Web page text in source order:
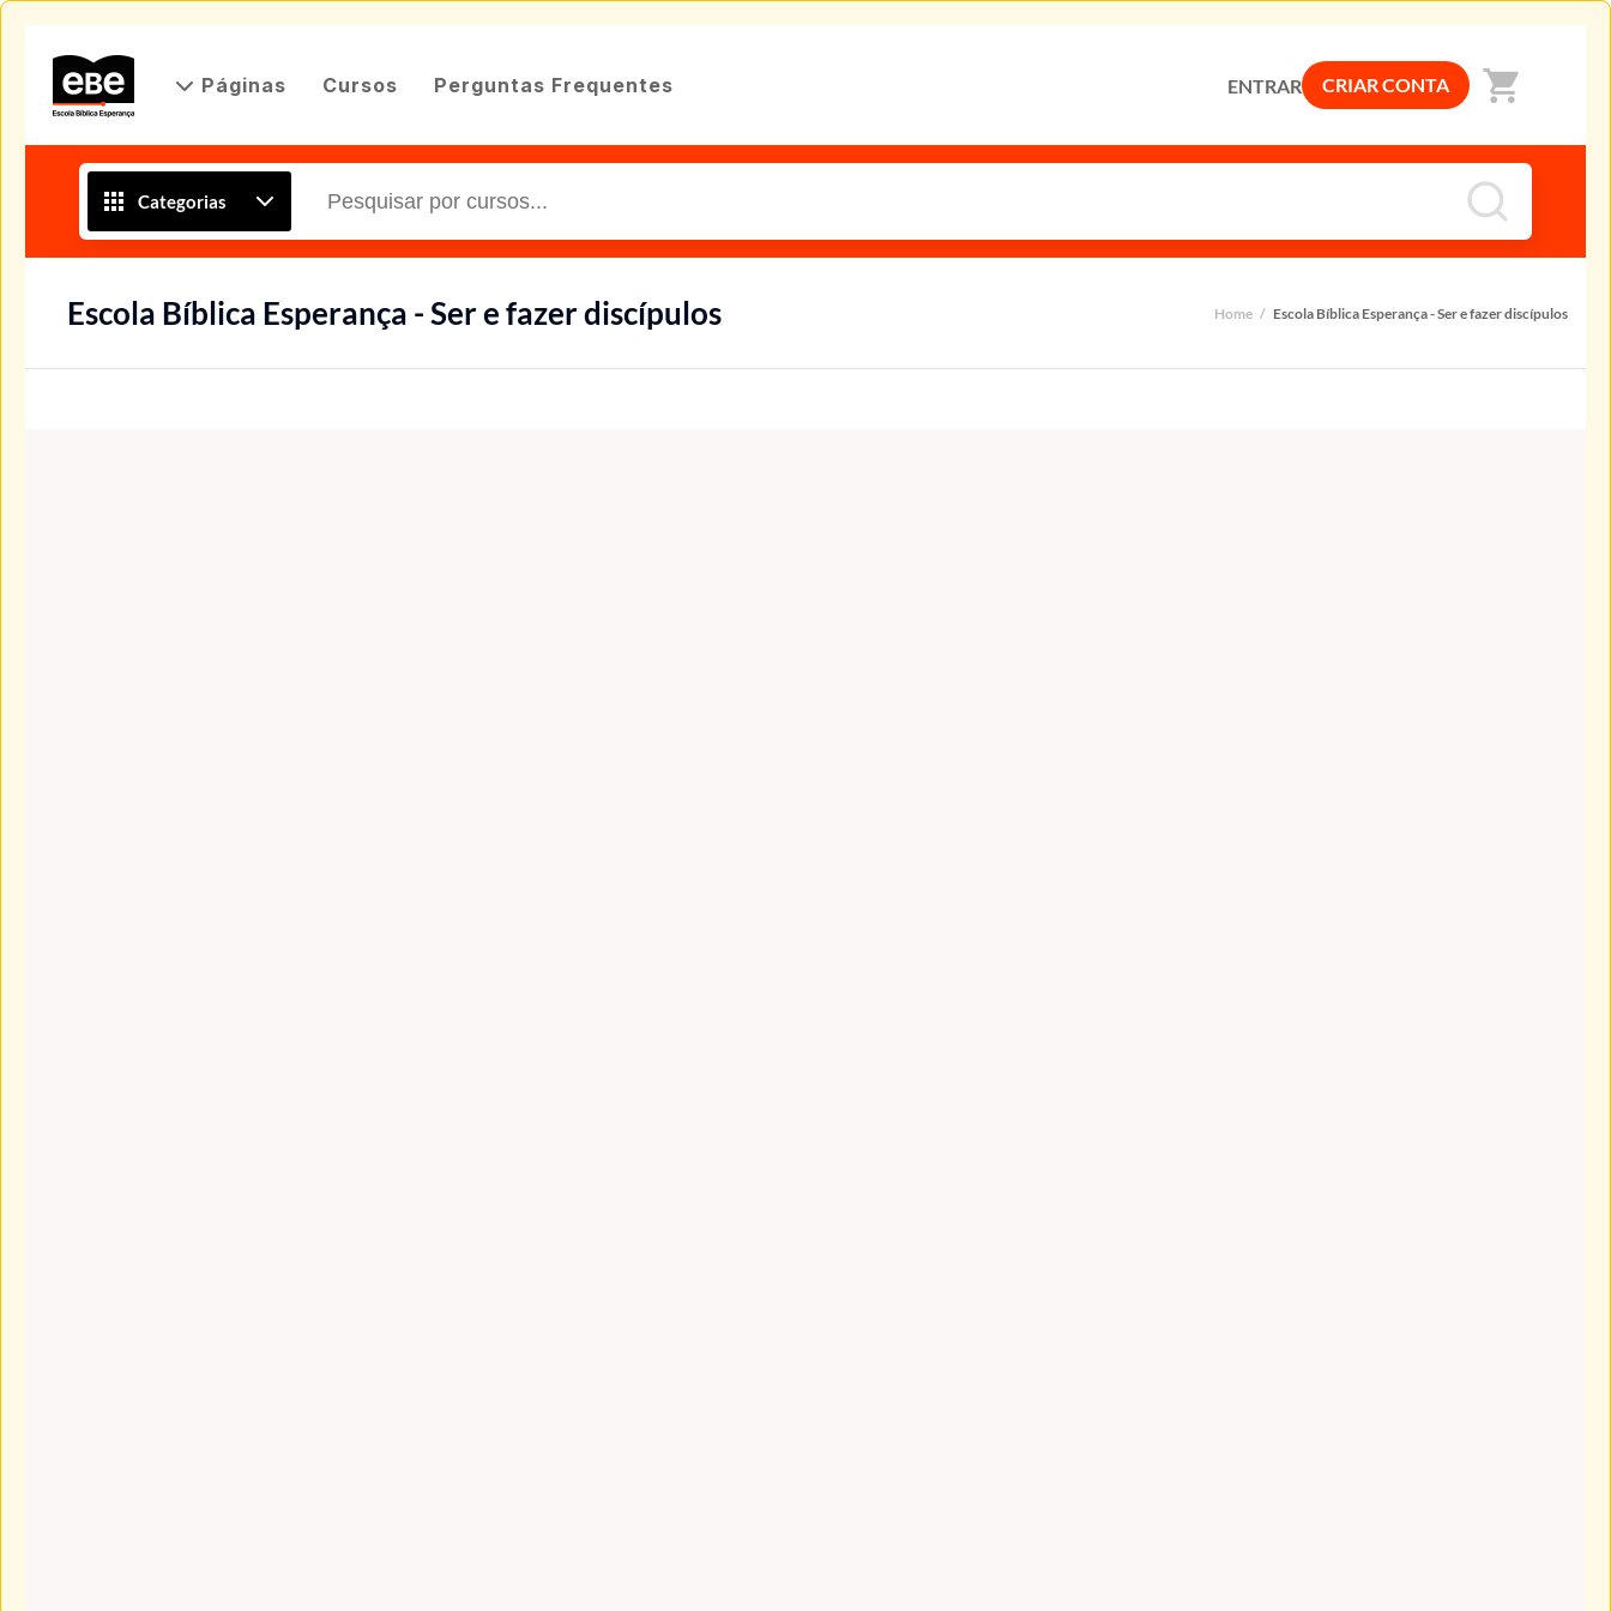
Páginas Cursos Perguntas Frequentes ENTRAR CRIAR CONTA shopping_cart
Categorias
Escola Bíblica Esperança - Ser e fazer discípulos Home / Escola Bíblica Esperança - Ser e fazer discípulos